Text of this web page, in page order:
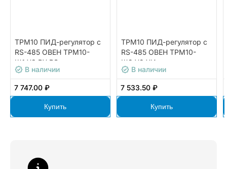
ТРМ10 ПИД-регулятор с
RS-485 ОВЕН ТРМ10-
Щ1.У3.РУ.RS
В наличии
7 747.00 ₽
Купить
ТРМ10 ПИД-регулятор с
RS-485 ОВЕН ТРМ10-
Щ2.У2.УИ
В наличии
7 533.50 ₽
Купить